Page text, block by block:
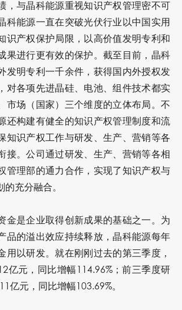
，与晶科能源重视知识产权管理密不可
科能源一直在突破光伏行业以中国实用
识产权保护局限，以高价值发明专利和
果进行更有效的保护。截至目前，晶科
发明专利一千余件，获得国内外授权发
对各项先进晶硅、电池、组件技术都实
市场（国家）三个维度的立体布局。不
还构建有健全的知识产权管理制度和流
知识产权工作与研发、生产、营销等各
接。公司通过研发、生产、营销等各相
管理部的通力合作，实现了知识产权与
充分融合。
金是企业取得创新成果的基础之一。为
品的溢出效应持续释放，晶科能源每年
用以研发。就在刚刚过去的第三季度，
亿元，同比增幅114.96%；前三季度研
亿元，同比增幅103.69%。